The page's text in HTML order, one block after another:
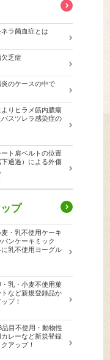
ラ菌血症とは
乏症
のケースの中で
りヒラメ筋内膿瘍
スツレラ感染症の
ト肩ベルトの位置
通過）による外傷
プ
・乳不使用ケーキ
ンケーキミック
乳不使用ヨーグル
乳・小麦不使用菓
など新規登録品か
プ！
品目不使用・動物性
レーなど新規登録
アップ！